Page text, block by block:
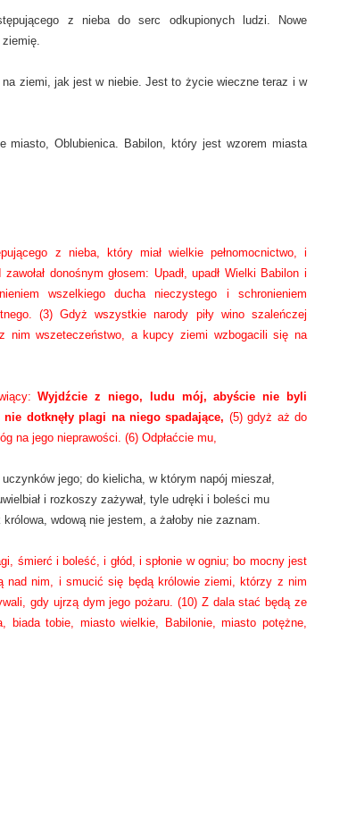
z nieba do serc odkupionych ludzi. Nowe
ziemi, jak jest w niebie. Jest to życie wieczne teraz i w
miasto, Oblubienica. Babilon, który jest wzorem miasta
z nieba, który miał wielkie pełnomocnictwo, i
donośnym głosem: Upadł, upadł Wielki Babilon i
wszelkiego ducha nieczystego i schronieniem
(3) Gdyż wszystkie narody piły wino szaleńczej
nim wszeteczeństwo, a kupcy ziemi wzbogacili się na
Wyjdźcie z niego, ludu mój, abyście nie byli
dotknęły plagi na niego spadające, (5) gdyż aż do
na jego nieprawości. (6) Odpłaćcie mu,
uczynków jego; do kielicha, w którym napój mieszał,
i rozkoszy zażywał, tyle udręki i boleści mu
wdową nie jestem, a żałoby nie zaznam.
śmierć i boleść, i głód, i spłonie w ogniu; bo mocny jest
nad nim, i smucić się będą królowie ziemi, którzy z nim
gdy ujrzą dym jego pożaru. (10) Z dala stać będą ze
biada tobie, miasto wielkie, Babilonie, miasto potężne,